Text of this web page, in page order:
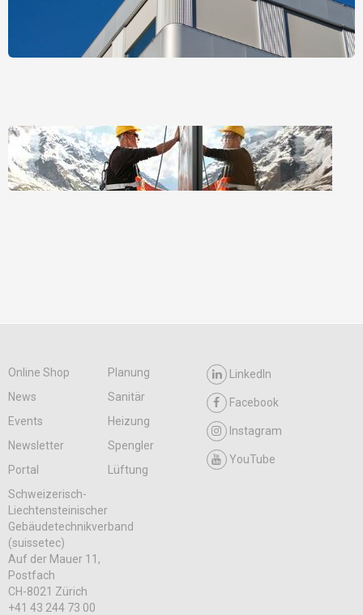
Online Shop
Planung
News
Sanitär
Events
Heizung
Newsletter
Spengler
Portal
Lüftung
LinkedIn
Facebook
Instagram
YouTube
Schweizerisch-
Liechtensteinischer
Gebäudetechnikverband
(suissetec)
Auf der Mauer 11,
Postfach
CH-8021 Zürich
+41 43 244 73 00